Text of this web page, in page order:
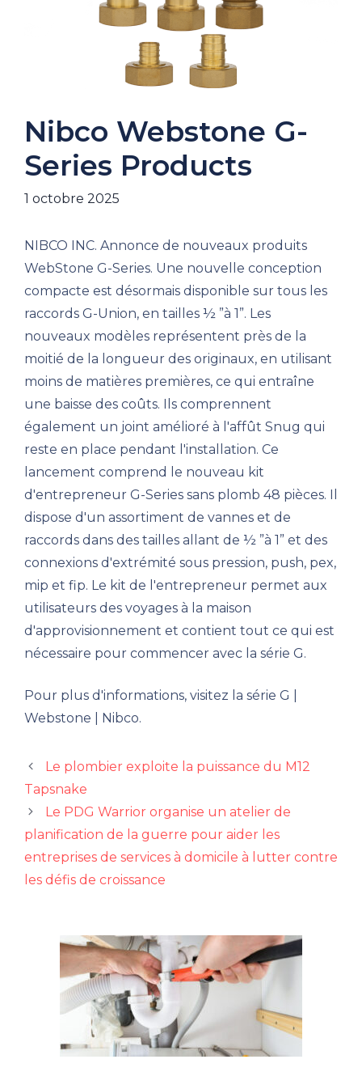
Nibco Webstone G-
Series Products
1 octobre 2025
NIBCO INC. Annonce de nouveaux produits
WebStone G-Series. Une nouvelle conception
compacte est désormais disponible sur tous les
raccords G-Union, en tailles ½ ”à 1”. Les
nouveaux modèles représentent près de la
moitié de la longueur des originaux, en utilisant
moins de matières premières, ce qui entraîne
une baisse des coûts. Ils comprennent
également un joint amélioré à l'affût Snug qui
reste en place pendant l'installation. Ce
lancement comprend le nouveau kit
d'entrepreneur G-Series sans plomb 48 pièces. Il
dispose d'un assortiment de vannes et de
raccords dans des tailles allant de ½ ”à 1” et des
connexions d'extrémité sous pression, push, pex,
mip et fip. Le kit de l'entrepreneur permet aux
utilisateurs des voyages à la maison
d'approvisionnement et contient tout ce qui est
nécessaire pour commencer avec la série G.
Pour plus d'informations, visitez la série G |
Webstone | Nibco.
Le plombier exploite la puissance du M12
Tapsnake
Le PDG Warrior organise un atelier de
planification de la guerre pour aider les
entreprises de services à domicile à lutter contre
les défis de croissance